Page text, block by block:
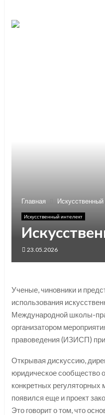
Главная Искусственный
Искусственный интелект
23.05.2026
Ученые, чиновники и
использования
Международной школы-
организатором
правоведения (ИЗИСП)
Открывая дискуссию,
юридическое сообщество
конкретных регуляторных
появился еще и проект
Это говорит о том, что